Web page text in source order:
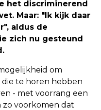
het discriminerend
Maar: "Ik kijk daar
aldus de
zich nu gesteund
om
die te horen hebben
- met voorrang een
voorkomen dat